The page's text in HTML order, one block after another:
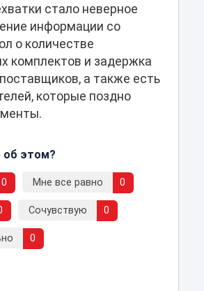
стало неверное
информации со
о количестве
комплектов и задержка
а также есть
которые поздно
об этом?
0 Мне все равно 0
Сочувствую 0
0